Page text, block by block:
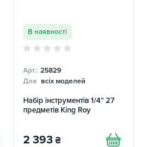
В наявності
Арт.: 25829
Для всіх моделей
Набір інструментів 1/4" 27
предметів King Roy
2 393 ₴